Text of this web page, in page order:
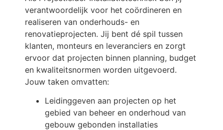
verantwoordelijk voor het coördineren en
realiseren van onderhouds- en
renovatieprojecten. Jij bent dé spil tussen
klanten, monteurs en leveranciers en zorgt
ervoor dat projecten binnen planning, budget
en kwaliteitsnormen worden uitgevoerd.
Jouw taken omvatten:
Leidinggeven aan projecten op het
gebied van beheer en onderhoud van
gebouw gebonden installaties